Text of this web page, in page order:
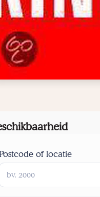
of locatie